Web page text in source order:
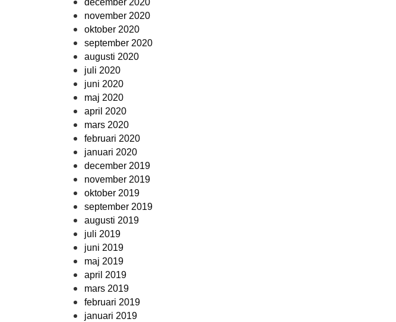
november 2020
oktober 2020
september 2020
augusti 2020
juli 2020
juni 2020
maj 2020
april 2020
mars 2020
februari 2020
januari 2020
december 2019
november 2019
oktober 2019
september 2019
augusti 2019
juli 2019
juni 2019
maj 2019
april 2019
mars 2019
februari 2019
januari 2019